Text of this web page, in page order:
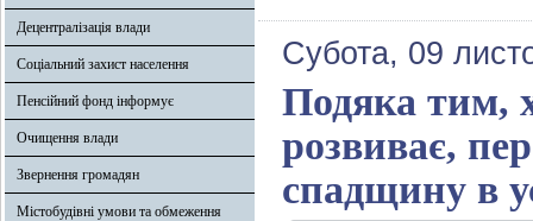
Децентралізація влади
Соціальний захист населення
Пенсійний фонд інформує
Очищення влади
Звернення громадян
Містобудівні умови та обмеження
Субота, 09
Подяка тим,
розвиває,
спадщину в